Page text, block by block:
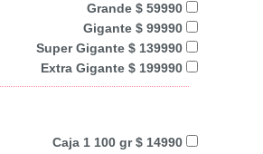
Grande $ 59990
Gigante $ 99990
Super Gigante $ 139990
Extra Gigante $ 199990
Caja 1 100 gr $ 14990